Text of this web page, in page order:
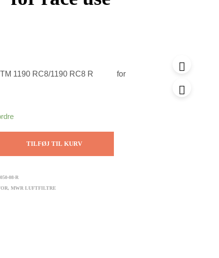
1190 RC8/1190 RC8 R for
TILFØJ TIL KURV
08-R
,MWR LUFTFILTRE